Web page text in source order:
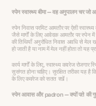
स्पेन स्वास्थ्य बीमा — वह अनुपालन चर जो
स्पेन निवास परमिट आमतौर पर ऐसी
जैसे मार्गों के लिए आवेदक आमतौर पर स्पेन
की तिथियाँ अनुरोधित निवास अवधि से मेल
हो जाती है या नाम में मेल नहीं होता तो यह
कार्य मार्गों के लिए, स्वास्थ्य कवरेज
सुसंगत होना चाहिए। सुरक्षित तरीका यह
के लिए कवरेज को सतत रखें।
स्पेन आवास और padron — क्यों पते की